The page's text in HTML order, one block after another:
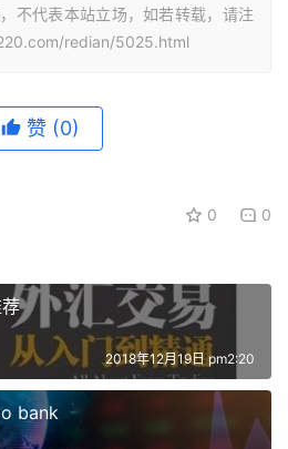
不代表本站立场，如若转载，请注
redian/5025.html
赞 (0)
0 0
2018年12月19日 pm2:20
bank